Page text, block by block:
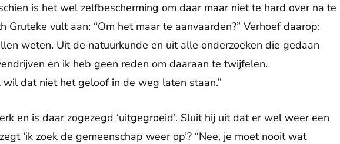
is het wel zelfbescherming om daar maar niet te hard over na te
Gruteke vult aan: “Om het maar te aanvaarden?” Verhoef daarop:
weten. Uit de natuurkunde en uit alle onderzoeken die gedaan
en ik heb geen reden om daaraan te twijfelen.
dat niet het geloof in de weg laten staan.”
en is daar zogezegd ‘uitgegroeid’. Sluit hij uit dat er wel weer een
‘ik zoek de gemeenschap weer op’? “Nee, je moet nooit wat